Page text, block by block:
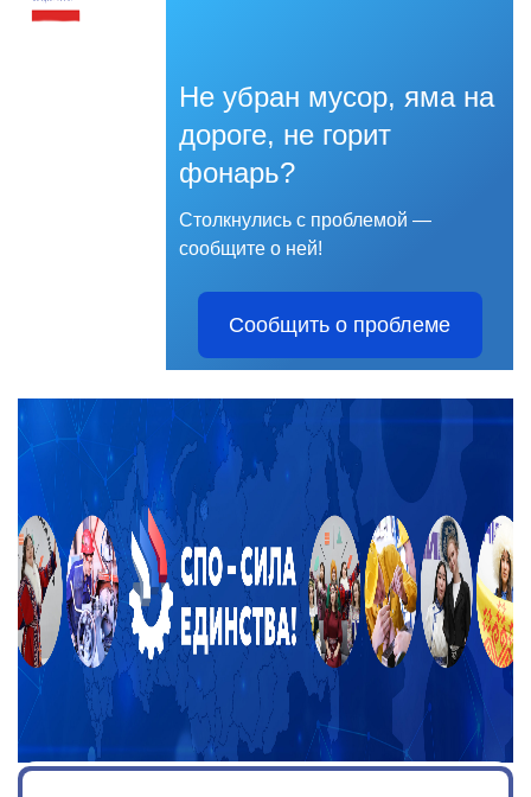
Не убран мусор, яма на
дороге, не горит
фонарь?
Столкнулись с проблемой —
сообщите о ней!
Сообщить о проблеме